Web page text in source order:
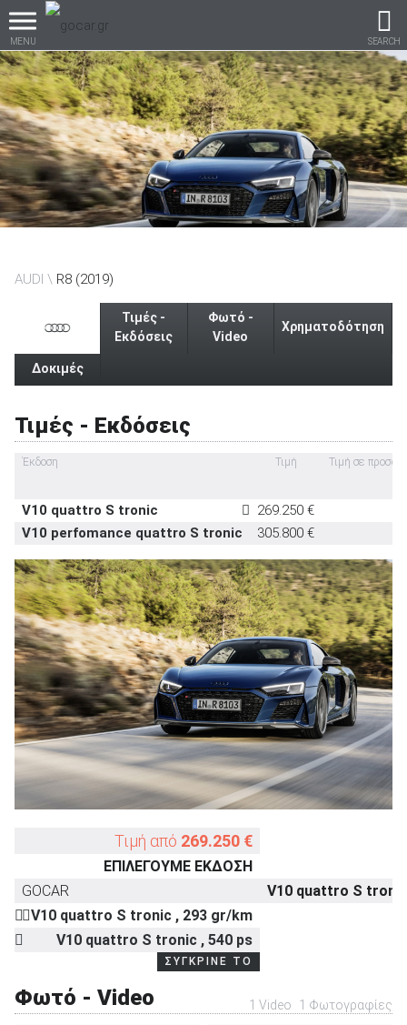
MENU SEARCH
Βρες τα πάντα για το
αυτοκίνητο!
Καινούρια
ΑΝΑΖΗΤΗΣΗ
Μεταχειρισμένα
ΑΝΑΖΗΤΗΣΗ
Επιχειρήσεις
AUDI R8 (2019)
Τιμές -
Εκδόσεις
Φωτό -
Video
Χρηματοδότηση
Δοκιμές
Τιμές - Εκδόσεις
Έκδοση Τιμή Τιμή σε
V10 quattro S tronic
269.250 €
V10 perfomance quattro S tronic
305.800 €
Τιμή από 269.250 €
ΕΠΙΛΕΓΟΥΜΕ ΕΚΔΟΣΗ
GOCAR
V10 quattro S tronic
V10 quattro S tronic , 293 gr/km
V10 quattro S tronic , 540 ps
ΣΥΓΚΡΙΝΕ ΤΟ
Φωτό - Video 1 Φωτογραφίες
1 Video